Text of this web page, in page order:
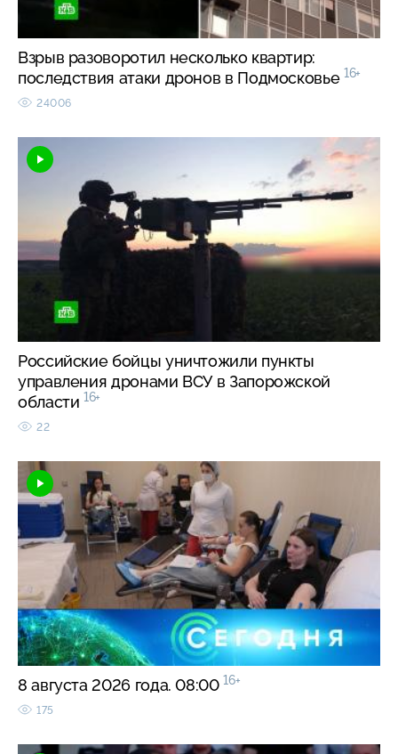
Взрыв разоворотил несколько квартир:
последствия атаки дронов в Подмосковье 16+
24006
Российские бойцы уничтожили пункты
управления дронами ВСУ в Запорожской
области 16+
22
8 августа 2026 года. 08:00 16+
175